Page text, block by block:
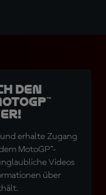
den
erhalte Zugang
MotoGP™-
Videos
über